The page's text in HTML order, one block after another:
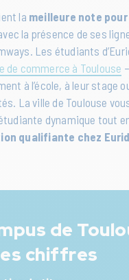
la meilleure note
la présence de ses
Les étudiants
de commerce à Toulouse
à l’école, à leur stage
La ville de Toulouse
dynamique tout
qualifiante chez
de
chiffres